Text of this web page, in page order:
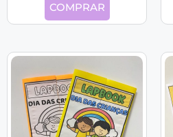
COMPRAR